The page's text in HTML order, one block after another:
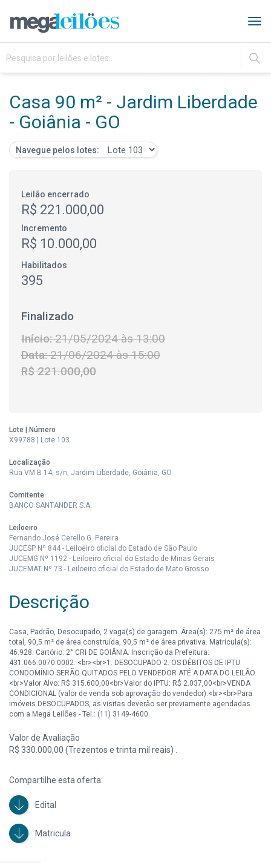
IR
Casa 90 m² - Jardim Liberdade
- Goiânia - GO
Navegue pelos lotes:
Leilão encerrado
R$ 221.000,00
Incremento
R$ 10.000,00
Habilitados
395
Finalizado
Início:21/05/2024 às 13:00
Data:21/06/2024 às 15:00
R$ 221.000,00
Lote | Número
X99788 | Lote 103
Localização
Rua VM B 14, s/n, Jardim Liberdade, Goiânia, GO
Comitente
BANCO SANTANDER S.A.
Leiloeiro
Fernando José Cerello G. Pereira
JUCESP Nº 844 - Leiloeiro oficial do Estado de São Paulo
JUCEMG Nº 1192 - Leiloeiro oficial do Estado de Minas Gerais
JUCEMAT Nº 73 - Leiloeiro oficial do Estado de Mato Grosso
Descrição
Casa, Padrão, Desocupado, 2 vaga(s) de garagem. Área(s): 275 m² de área
total, 90,5 m² de área construída, 90,5 m² de área privativa. Matrícula(s):
46.928. Cartório: 2° CRI DE GOIÂNIA. Inscrição da Prefeitura:
431.066.0070.0002. <br><br>1. DESOCUPADO 2. OS DÉBITOS DE IPTU
CONDOMÍNIO SERÃO QUITADOS PELO VENDEDOR ATÉ A DATA DO LEILÃO.
<br>Valor Alvo: R$ 315.600,00<br>Valor do IPTU: R$ 2.037,00<br>VENDA
CONDICIONAL (valor de venda sob aprovação do vendedor).<br><br>Para
imóveis DESOCUPADOS, as visitas deverão ser previamente agendadas
com a Mega Leilões - Tel.: (11) 3149-4600.
Valor de Avaliação
R$ 330.000,00 (Trezentos e trinta mil reais) .
Compartilhe esta oferta:
Edital
Matricula